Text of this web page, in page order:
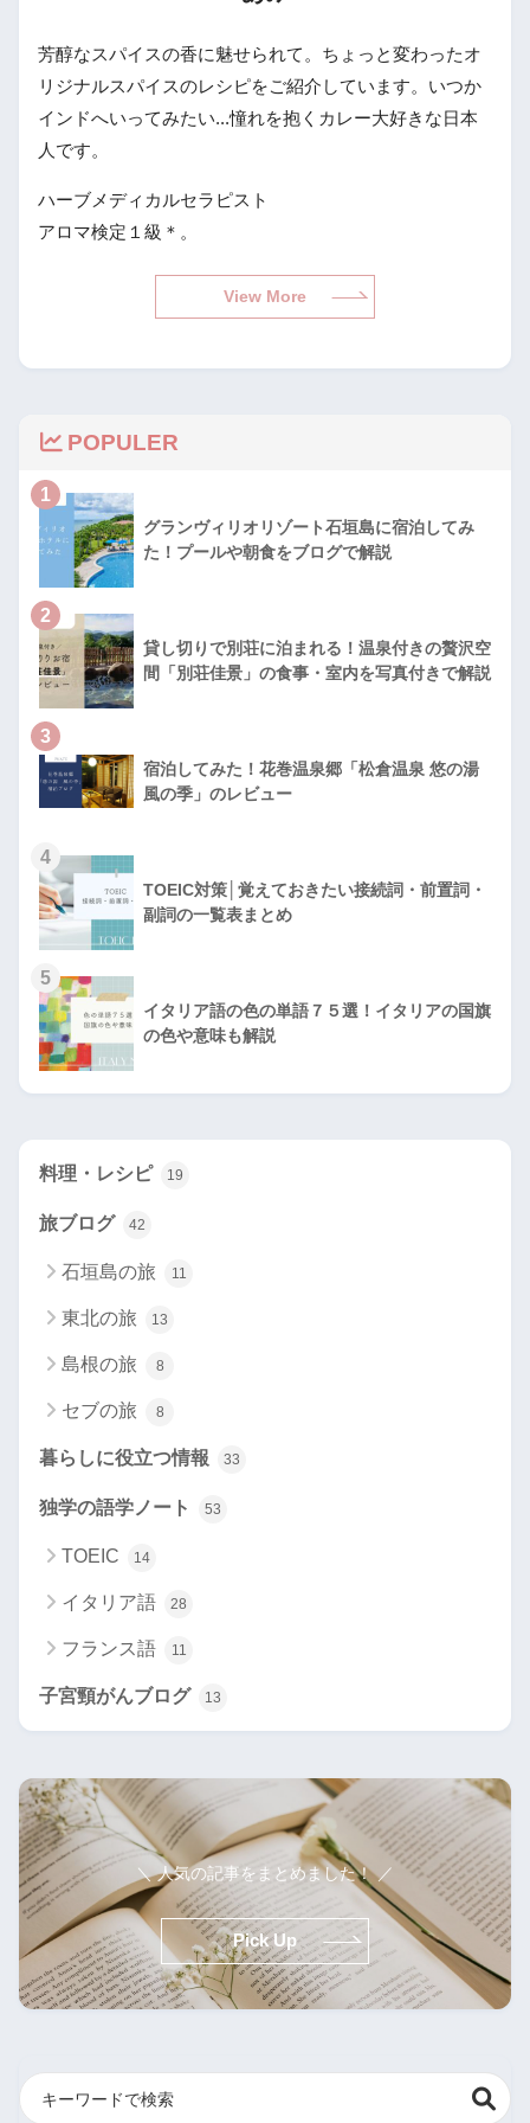
芳醇なスパイスの香に魅せられて。ちょっと変わったオ
リジナルスパイスのレシピをご紹介しています。いつか
インドへいってみたい...憧れを抱くカレー大好きな日本
人です。
ハーブメディカルセラピスト
アロマ検定１級＊。
View More
POPULER
1
グランヴィリオリゾート石垣島に宿泊してみ
た！プールや朝食をブログで解説
2
貸し切りで別荘に泊まれる！温泉付きの贅沢空
間「別荘佳景」の食事・室内を写真付きで解説
3
宿泊してみた！花巻温泉郷「松倉温泉 悠の湯
風の季」のレビュー
4
TOEIC対策│覚えておきたい接続詞・前置詞・
副詞の一覧表まとめ
5
イタリア語の色の単語７５選！イタリアの国旗
の色や意味も解説
料理・レシピ 19
旅ブログ 42
石垣島の旅 11
東北の旅 13
島根の旅 8
セブの旅 8
暮らしに役立つ情報 33
独学の語学ノート 53
TOEIC 14
イタリア語 28
フランス語 11
子宮頸がんブログ 13
＼ 人気の記事をまとめました！ ／
Pick Up